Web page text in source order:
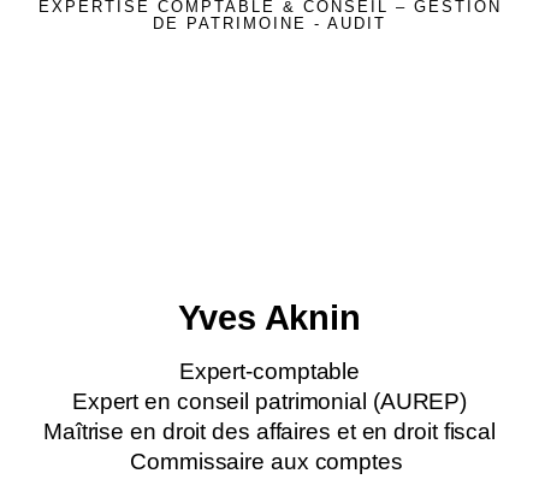
EXPERTISE COMPTABLE & CONSEIL – GESTION
DE PATRIMOINE - AUDIT
Yves Aknin
Expert-comptable
Expert en conseil patrimonial (AUREP)
Maîtrise en droit des affaires et en droit fiscal
Commissaire aux comptes